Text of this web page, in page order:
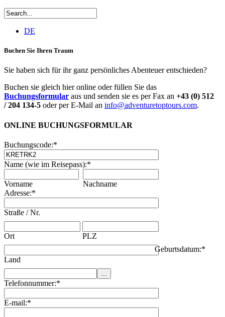
DE
Buchen Sie Ihren Traum
Sie haben sich für ihr ganz persönliches Abenteuer entschieden?
Buchen sie gleich hier online oder füllen Sie das
Buchungsformular aus und senden sie es per Fax an +43 (0) 512
/ 204 134-5 oder per E-Mail an info@adventuretoptours.com.
ONLINE BUCHUNGSFORMULAR
Buchungscode:*
Name (wie im Reisepass):*
Vorname
Nachname
Adresse:*
Straße / Nr.
Ort PLZ
Land
Geburtsdatum:*
Telefonnummer:*
E-mail:*